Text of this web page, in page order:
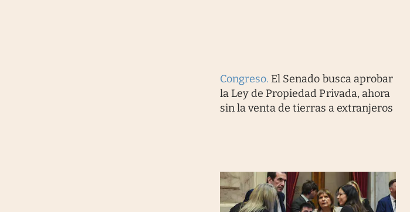
Congreso. El Senado busca aprobar
la Ley de Propiedad Privada, ahora
sin la venta de tierras a extranjeros